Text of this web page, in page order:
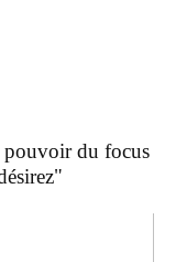
pouvoir du focus